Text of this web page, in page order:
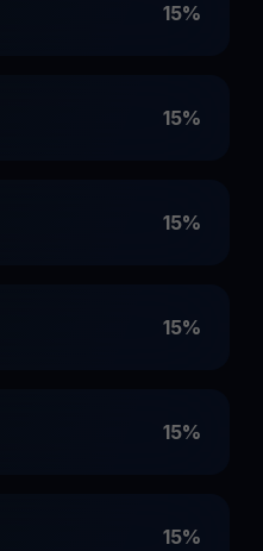
15%
15%
15%
15%
15%
15%